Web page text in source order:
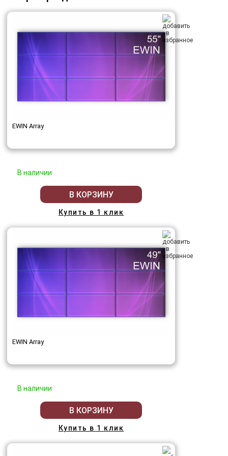
EWIN Array
В наличии
В КОРЗИНУ
Купить в 1 клик
EWIN Array
В наличии
В КОРЗИНУ
Купить в 1 клик